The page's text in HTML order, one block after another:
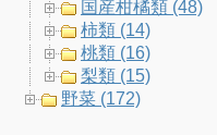
国産柑橘類 (48)
柿類 (14)
桃類 (16)
梨類 (15)
野菜 (172)